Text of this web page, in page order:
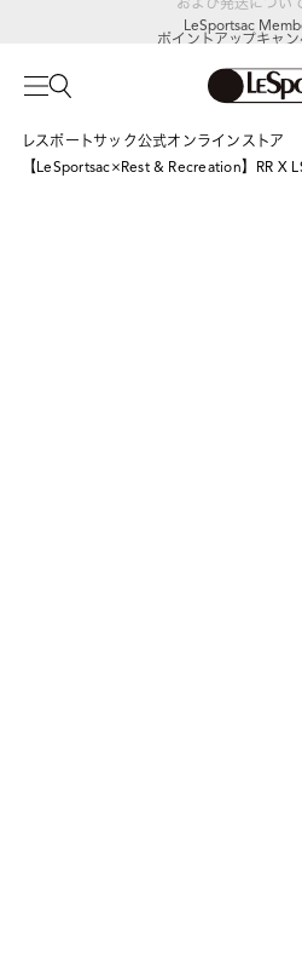
LeSportsac
ポイントアップキャ
レスポートサック公式オンラインストア
【LeSportsac×Rest & Recreation】RR X